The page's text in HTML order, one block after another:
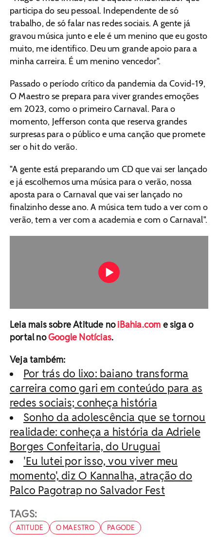
participa do seu pessoal. Independente de só
trabalho, de só falar nas redes sociais. A gente já
gravou música junto e ele é um menino que eu gosto
muito, me identifico. Deu um grande apoio para a
minha carreira. É um menino vencedor".
Passado o período crítico da pandemia da Covid-19,
O Maestro se prepara para viver grandes emoções
em 2023, como o primeiro Carnaval. Para o
momento, Jefferson conta que reserva grandes
surpresas para o público e uma canção que promete
ser o hit do verão.
"A gente está preparando um CD que vai ser lançado
e já escolhemos uma música para o verão, nossa
aposta para o Carnaval que vai ser lançado no
finalzinho desse ano. A música tem tudo a ver com o
verão, tem a ver com a academia e com o Carnaval".
Leia mais sobre Atitude noiBahia.com e siga o
portal noGoogle Notícias.
Veja também:
Por trás do lixo: baiano transforma
carreira como gari em conteúdo para as
redes sociais; conheça história
Sonho da adolescência que se tornou
realidade: conheça a história da Adriele
Borges Confeitaria, do Uruguai
'Eu lutei por isso, vou viver meu
momento', diz O Kannalha, atração do
Palco Pagotrap no Salvador Fest
TAGS:
ATITUDE O MAESTRO PAGODE